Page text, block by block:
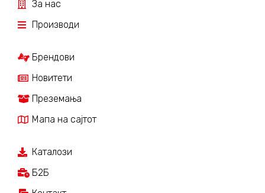
За нас
Производи
Брендови
Новитети
Преземања
Мапа на сајтот
Каталози
Б2Б